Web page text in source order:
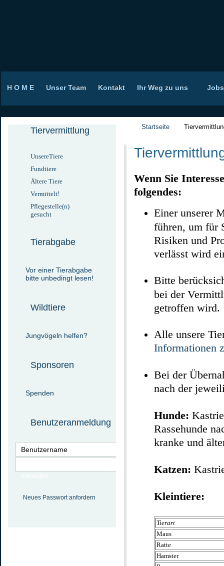
H O M E Unser Team Kontakt Ihr Weg zu uns Jobs
Startseite
Wenn Sie
folgendes:
Einer unserer
führen, um für
Risiken und
verlässt wird
Bitte
bei der
getroffen wird.
Alle unsere
Informationen
Bei der
nach der
Hunde:
Rassehunde
kranke und
Katzen:
Kleintiere:
Tierart
Maus
Ratte
Hamster
Tiervermittlung
UnsereTiere
Fundtiere
Ältere Tiere
Vermittelt!
Pflegestelle(n)
gesucht
Tierabgabe
Vor einer Tierabgabe
bitte unbedingt lesen!
Wildtiere
Jungvögeln helfen?
Sponsoren
Spenden
Benutzeranmeldung
Neues Passwort anfordern